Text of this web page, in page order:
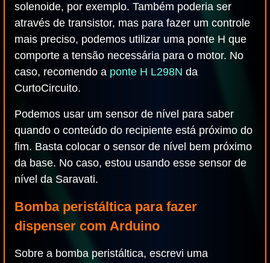
solenoide, por exemplo. Também poderia ser
através de transistor, mas para fazer um controle
mais preciso, podemos utilizar uma ponte H que
comporte a tensão necessária para o motor. No
caso, recomendo a ponte H L298N da
CurtoCircuito.
Podemos usar um sensor de nível para saber
quando o conteúdo do recipiente está próximo do
fim. Basta colocar o sensor de nível bem próximo
da base. No caso, estou usando esse sensor de
nível da Saravati.
Bomba peristáltica para fazer
dispenser com Arduino
Sobre a bomba peristáltica, escrevi uma